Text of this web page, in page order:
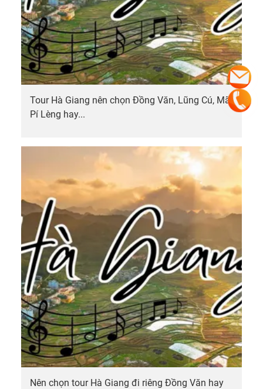
Tour Hà Giang nên chọn Đồng Văn, Lũng Cú, Mã
Pí Lèng hay...
Nên chọn tour Hà Giang đi riêng Đồng Văn hay